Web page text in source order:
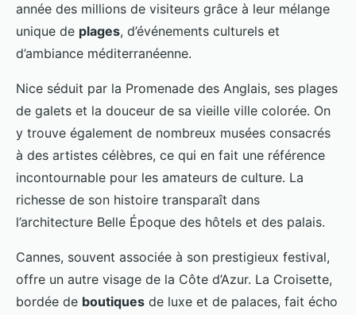
année des millions de visiteurs grâce à leur mélange
unique de plages, d’événements culturels et
d’ambiance méditerranéenne.
Nice séduit par la Promenade des Anglais, ses plages
de galets et la douceur de sa vieille ville colorée. On
y trouve également de nombreux musées consacrés
à des artistes célèbres, ce qui en fait une référence
incontournable pour les amateurs de culture. La
richesse de son histoire transparaît dans
l’architecture Belle Époque des hôtels et des palais.
Cannes, souvent associée à son prestigieux festival,
offre un autre visage de la Côte d’Azur. La Croisette,
bordée de boutiques de luxe et de palaces, fait écho